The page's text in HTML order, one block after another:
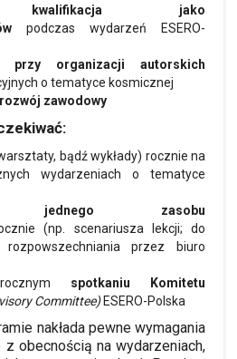
kwalifikacja jako
podczas wydarzeń ESERO-
przy organizacji autorskich
o tematyce kosmicznej
rozwój zawodowy
bądź wykłady) rocznie na
wydarzeniach o tematyce
jednego zasobu
(np. scenariusza lekcji; do
przez biuro
spotkaniu Komitetu
Committee)ESERO-Polska
nakłada pewne wymagania
obecnością na wydarzeniach,